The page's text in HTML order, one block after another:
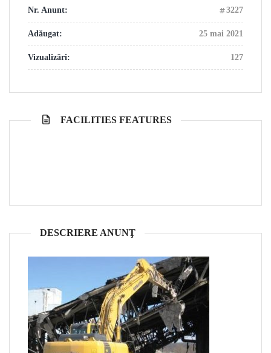
Nr. Anunt: 3227
Adăugat: 25 mai 2021
Vizualizări: 127
FACILITIES FEATURES
DESCRIERE ANUNŢ